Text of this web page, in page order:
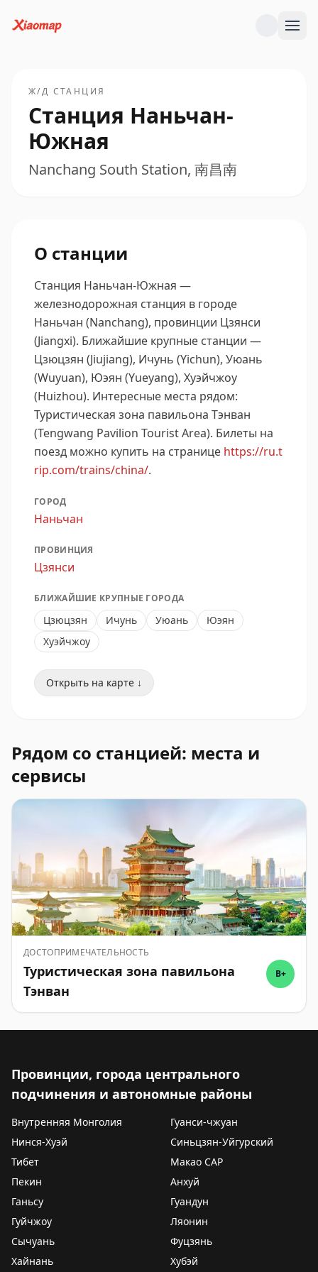
Ж/Д СТАНЦИЯ
Станция Наньчан-
Южная
Nanchang South Station, 南昌南
О станции
Станция Наньчан-Южная —
железнодорожная станция в городе
Наньчан (Nanchang), провинции Цзянси
(Jiangxi). Ближайшие крупные станции —
Цзюцзян (Jiujiang), Ичунь (Yichun), Уюань
(Wuyuan), Юэян (Yueyang), Хуэйчжоу
(Huizhou). Интересные места рядом:
Туристическая зона павильона Тэнван
(Tengwang Pavilion Tourist Area). Билеты на
поезд можно купить на странице https://ru.t
rip.com/trains/china/.
ГОРОД
Наньчан
ПРОВИНЦИЯ
Цзянси
БЛИЖАЙШИЕ КРУПНЫЕ ГОРОДА
Цзюцзян Ичунь Уюань
Юэян
Хуэйчжоу
Открыть на карте ↓
Рядом со станцией: места и
сервисы
ДОСТОПРИМЕЧАТЕЛЬНОСТЬ
Туристическая зона павильона
Тэнван
B+
Провинции, города центрального
подчинения и автономные районы
Внутренняя Монголия
Гуанси-чжуан
Нинся-Хуэй
Синьцзян-Уйгурский
Тибет
Макао САР
Пекин
Анхуй
Ганьсу
Гуандун
Гуйчжоу
Ляонин
Сычуань
Фуцзянь
Хайнань
Хубэй